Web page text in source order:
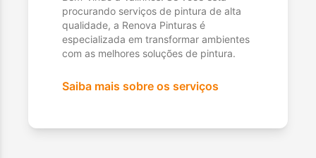
procurando serviços de pintura de alta
qualidade, a Renova Pinturas é
especializada em transformar ambientes
com as melhores soluções de pintura.
Saiba mais sobre os serviços